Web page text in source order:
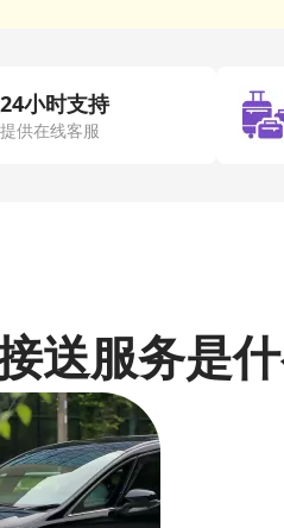
小时支持
供在线客服
送服务是